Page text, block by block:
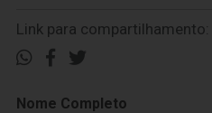
Link para compartilhamento:
Nome Completo